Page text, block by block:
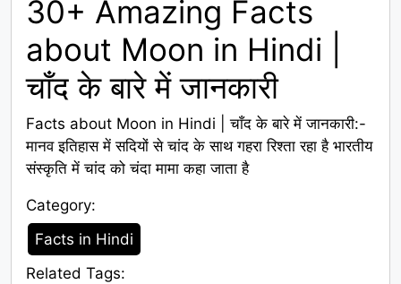
30+ Amazing Facts
about Moon in Hindi |
चाँद के बारे में जानकारी
Facts about Moon in Hindi | चाँद के बारे में जानकारी:-
मानव इतिहास में सदियों से चांद के साथ गहरा रिश्ता रहा है भारतीय
संस्कृति में चांद को चंदा मामा कहा जाता है
Category:
Category
Facts in Hindi
Related Tags: